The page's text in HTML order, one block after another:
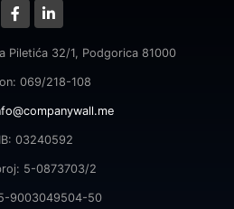
Piletića 32/1, Podgorica 81000
069/218-108
03240592
5-0873703/2
9003049504-50